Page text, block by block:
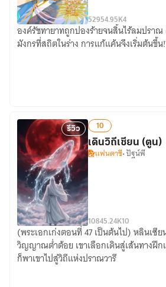
ใน
ร่าง
ชาย
มาร
ด้วย
ค่ะ
อภินิหาร
ทายาท
52954.95K4
องค์รัชทายาทถูกปองร้ายจนสิ้นไร้ลมปราณ
มังกรที่สถิตในร่าง การแก้แค้นจึงเริ่มต้นขึ้น
เดิน
วิถี
เซียน
รีวิว 10
เดินวิถีเซียน (ตูน)
แฟนตาซี• ปัฐน์พี
10845.24K10
(พระเอกเก่งตอนที่ 47 เป็นต้นไป) หลินเซี
วิญญาณต่ำต้อย เขาเลือกเดินสู่เส้นทางฝึก
ก็พาเขาไปสู่วิถีแห่งปราณวารี